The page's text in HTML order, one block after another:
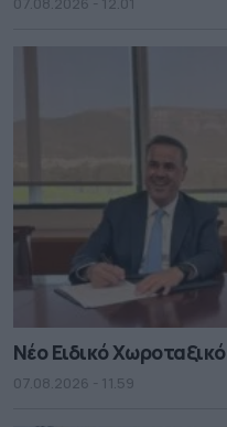
Νέο Ειδικό
07.08.2026 - 11.59